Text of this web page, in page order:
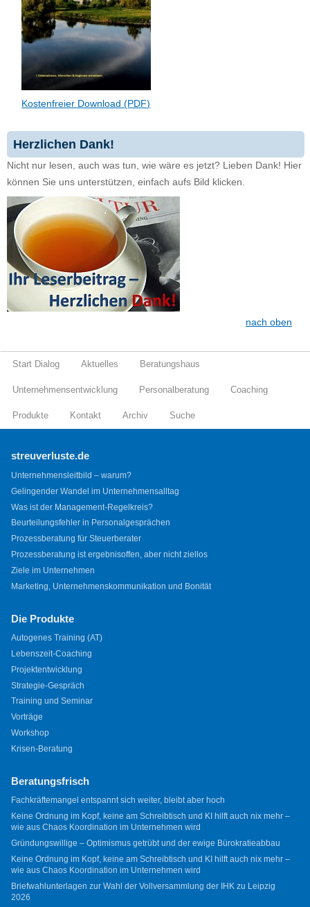
Kostenfreier Download (PDF)
Herzlichen Dank!
Nicht nur lesen, auch was tun, wie wäre es jetzt? Lieben Dank! Hier
können Sie uns unterstützen, einfach aufs Bild klicken.
nach oben
Start Dialog Aktuelles Beratungshaus
Unternehmensentwicklung Personalberatung Coaching
Produkte Kontakt Archiv Suche
streuverluste.de
Unternehmensleitbild – warum?
Gelingender Wandel im Unternehmensalltag
Was ist der Management-Regelkreis?
Beurteilungsfehler in Personalgesprächen
Prozessberatung für Steuerberater
Prozessberatung ist ergebnisoffen, aber nicht ziellos
Ziele im Unternehmen
Marketing, Unternehmenskommunikation und Bonität
Die Produkte
Autogenes Training (AT)
Lebenszeit-Coaching
Projektentwicklung
Strategie-Gespräch
Training und Seminar
Vorträge
Workshop
Krisen-Beratung
Beratungsfrisch
Fachkräftemangel entspannt sich weiter, bleibt aber hoch
Keine Ordnung im Kopf, keine am Schreibtisch und KI hilft auch nix mehr –
wie aus Chaos Koordination im Unternehmen wird
Gründungswillige – Optimismus getrübt und der ewige Bürokratieabbau
Keine Ordnung im Kopf, keine am Schreibtisch und KI hilft auch nix mehr –
wie aus Chaos Koordination im Unternehmen wird
Briefwahlunterlagen zur Wahl der Vollversammlung der IHK zu Leipzig
2026